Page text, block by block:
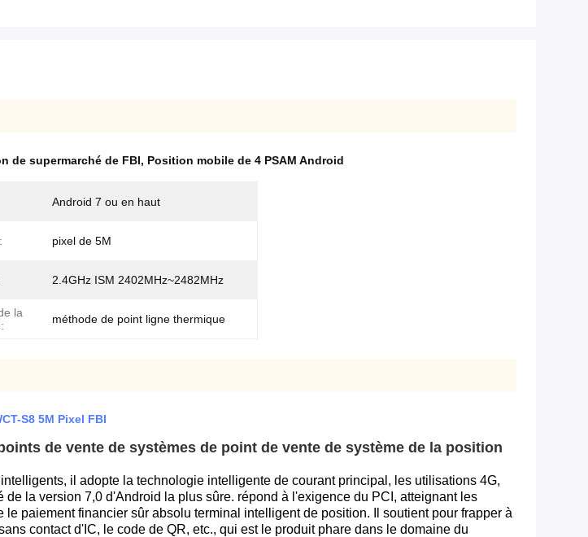
de supermarché de FBI, Position mobile de 4 PSAM Android
Android 7 ou en haut
pixel de 5M
2.4GHz ISM 2402MHz~2482MHz
la
méthode de point ligne thermique
S8 5M Pixel FBI
de vente de systèmes de point de vente de système de la position
il adopte la technologie intelligente de courant principal, les utilisations 4G,
la version 7,0 d'Android la plus sûre. répond à l'exigence du PCI, atteignant les
paiement financier sûr absolu terminal intelligent de position. Il soutient pour frapper à
contact d'IC, le code de QR, etc., qui est le produit phare dans le domaine du